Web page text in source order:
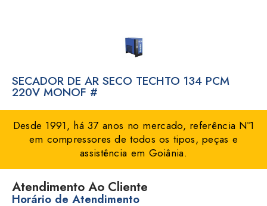
SECADOR DE AR SECO TECHTO 134 PCM
220V MONOF #
Desde 1991, há 37 anos no mercado, referência Nº1
em compressores de todos os tipos, peças e
assistência em Goiânia.
Atendimento Ao Cliente
Horário de Atendimento